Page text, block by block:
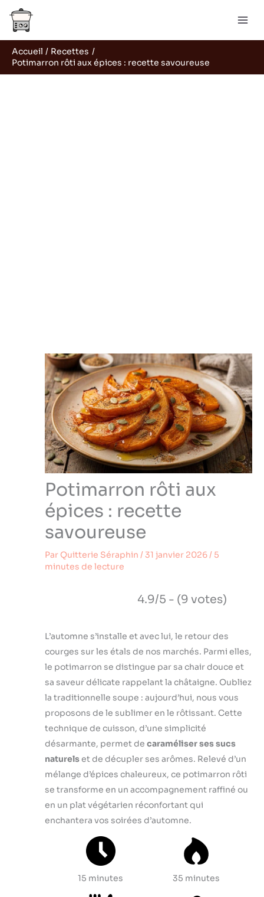
Aller
contenu
Accueil
Recettes
Potimarron rôti aux épices : recette savoureuse
Potimarron rôti aux
épices : recette
savoureuse
Par Quitterie Séraphin /31 janvier 2026/ 5
minutes de lecture
4.9/5 - (9 votes)
L’automne s’installe et avec lui, le retour des
courges sur les étals de nos marchés. Parmi elles,
le potimarron se distingue par sa chair douce et
sa saveur délicate rappelant la châtaigne. Oubliez
la traditionnelle soupe : aujourd’hui, nous vous
proposons de le sublimer en le rôtissant. Cette
technique de cuisson, d’une simplicité
désarmante, permet de caraméliser ses sucs
naturelset de décupler ses arômes. Relevé d’un
mélange d’épices chaleureux, ce potimarron rôti
se transforme en un accompagnement raffiné ou
en un plat végétarien réconfortant qui
enchantera vos soirées d’automne.
15 minutes 35 minutes
Rechercher